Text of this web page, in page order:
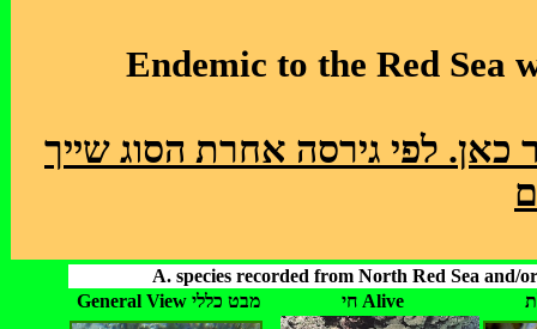
Endemic to the Red Sea
כאן. לפי גירסה אחרת הסוג שייך
A. species recorded from North Red Sea
General View מבט כללי
חי Alive